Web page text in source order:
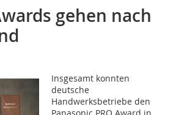
gehen nach
Insgesamt konnten
deutsche
Handwerksbetriebe den